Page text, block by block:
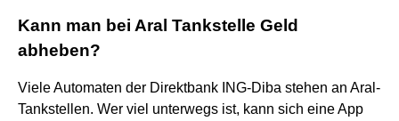
Kann man bei Aral Tankstelle Geld
abheben?
Viele Automaten der Direktbank ING-Diba stehen an Aral-
Tankstellen. Wer viel unterwegs ist, kann sich eine App